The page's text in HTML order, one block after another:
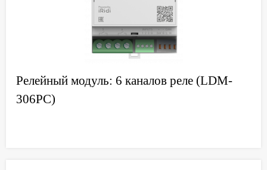
Релейный модуль: 6 каналов реле (LDM-
306PC)